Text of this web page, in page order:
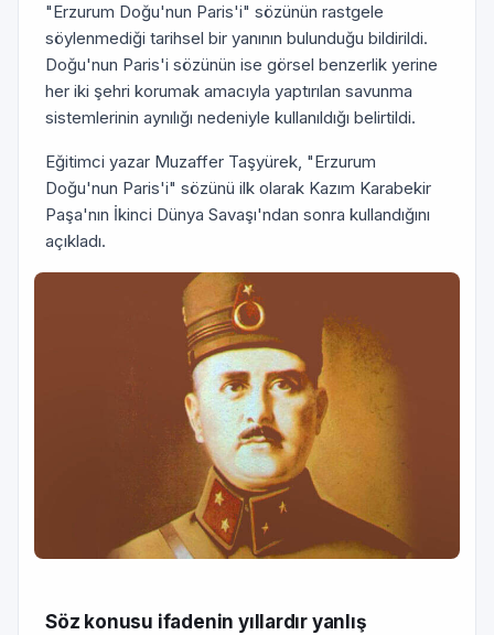
"Erzurum Doğu'nun Paris'i" sözünün rastgele
söylenmediği tarihsel bir yanının bulunduğu bildirildi.
Doğu'nun Paris'i sözünün ise görsel benzerlik yerine
her iki şehri korumak amacıyla yaptırılan savunma
sistemlerinin aynılığı nedeniyle kullanıldığı belirtildi.
Eğitimci yazar Muzaffer Taşyürek, "Erzurum
Doğu'nun Paris'i" sözünü ilk olarak Kazım Karabekir
Paşa'nın İkinci Dünya Savaşı'ndan sonra kullandığını
açıkladı.
Söz konusu ifadenin yıllardır yanlış